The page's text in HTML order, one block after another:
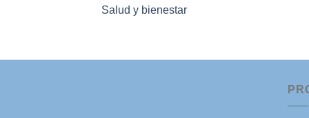
Salud y bienestar